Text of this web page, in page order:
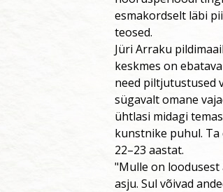
esmakordselt läbi
teosed.
Jüri Arraku
keskmes on
need piltjutustused
sügavalt omane
ühtlasi midagi
kunstnike puhul.
22–23 aastat.
"Mulle on
asju. Sul võivad